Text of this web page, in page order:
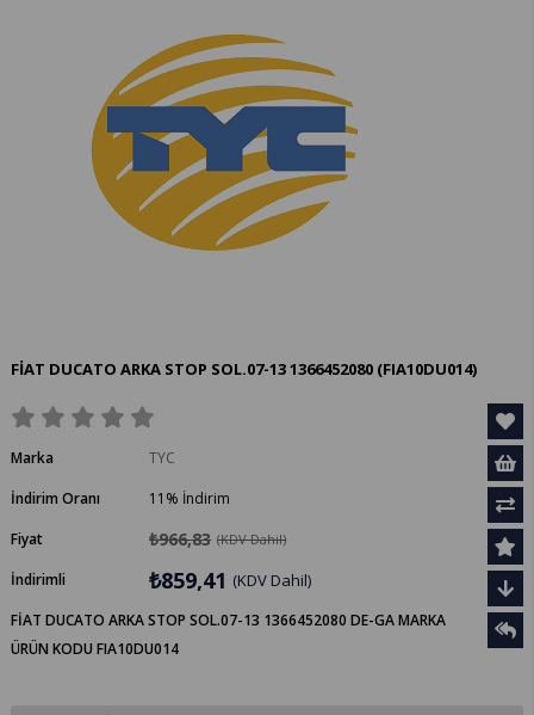
FİAT DUCATO ARKA STOP SOL.07-13 1366452080 (FIA10DU014)
Marka
TYC
İndirim Oranı
%
11
İndirim
Fiyat
₺966,83 (KDV Dahil)
İndirimli ₺859,41 (KDV Dahil)
FİAT DUCATO ARKA STOP SOL.07-13 1366452080 DE-GA MARKA
ÜRÜN KODU FIA10DU014